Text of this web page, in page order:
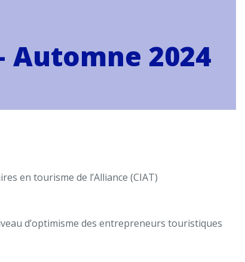
2024
en tourisme de l’Alliance (CIAT)
d’optimisme des entrepreneurs touristiques